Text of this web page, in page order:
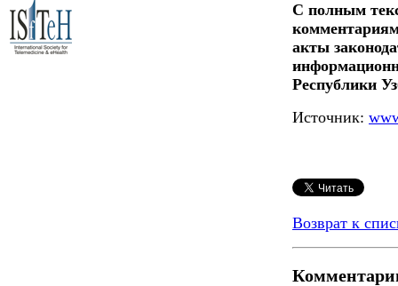
С полным
акты
Республики
Источник:
Возврат к